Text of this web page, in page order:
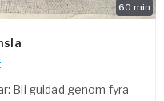
60 min
Bli guidad genom fyra